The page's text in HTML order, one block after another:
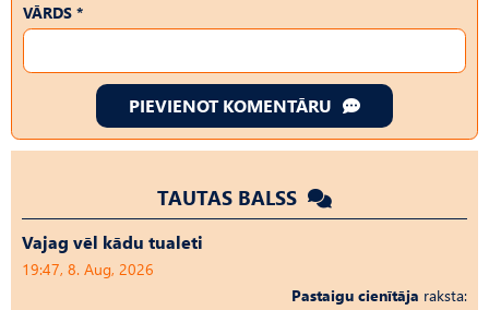
VĀRDS *
PIEVIENOT KOMENTĀRU
TAUTAS BALSS
Vajag vēl kādu tualeti
19:47, 8. Aug, 2026
Pastaigu cienītāja raksta: